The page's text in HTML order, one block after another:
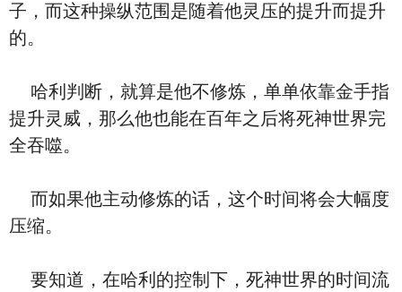
子，而这种操纵范围是随着他灵压的提升而提升
的。
哈利判断，就算是他不修炼，单单依靠金手指
提升灵威，那么他也能在百年之后将死神世界完
全吞噬。
而如果他主动修炼的话，这个时间将会大幅度
压缩。
要知道，在哈利的控制下，死神世界的时间流